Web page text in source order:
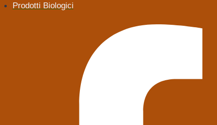
Prodotti Biologici